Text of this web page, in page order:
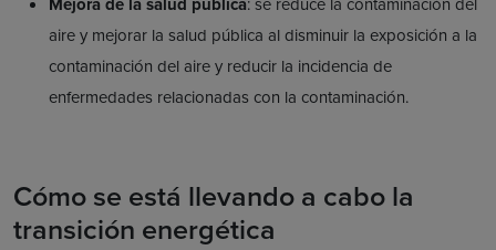
aire y mejorar la salud pública al disminuir la exposición a la
contaminación del aire y reducir la incidencia de
enfermedades relacionadas con la contaminación.
Cómo se está llevando a cabo la
transición energética